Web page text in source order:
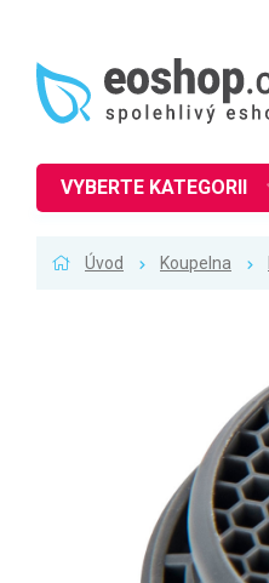
VYBERTE KATEGORII
Předsíň a chodba
Pracovna a kancelář
Koupelna
Zahrada
Úvod Koupelna